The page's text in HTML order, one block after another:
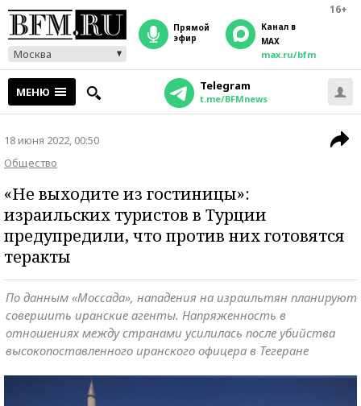
16+
Москва
прямой
эфир
Канал в
MAX
max.ru/bfm
МЕНЮ Telegram
t.me/BFMnews
18 июня 2022, 00:50
Общество
«Не выходите из гостиницы»:
израильских туристов в Турции
предупредили, что против них готовятся
теракты
По данным «Моссада», нападения на израильтян планируют
совершить иранские агенты. Напряженность в
отношениях между странами усилилась после убийства
высокопоставленного иранского офицера в Тегеране